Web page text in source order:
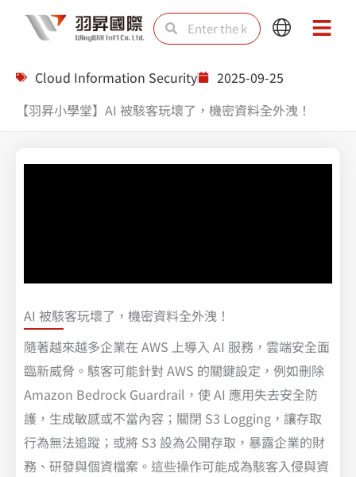
SearchSearch
Main
Main
Cloud Information Security
2025-09-25
【羽昇小學堂】AI 被駭客玩壞了，機密資料全外洩！
AI 被駭客玩壞了，機密資料全外洩！
隨著越來越多企業在 AWS 上導入 AI 服務，雲端安全面
臨新威脅。駭客可能針對 AWS 的關鍵設定，例如刪除
Amazon Bedrock Guardrail，使 AI 應用失去安全防
護，生成敏感或不當內容；關閉 S3 Logging，讓存取
行為無法追蹤；或將 S3 設為公開存取，暴露企業的財
務、研發與個資檔案。這些操作可能成為駭客入侵與資